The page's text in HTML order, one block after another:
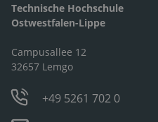
Technische Hochschule
Ostwestfalen-Lippe
Campusallee 12
32657 Lemgo
+49 5261 702 0